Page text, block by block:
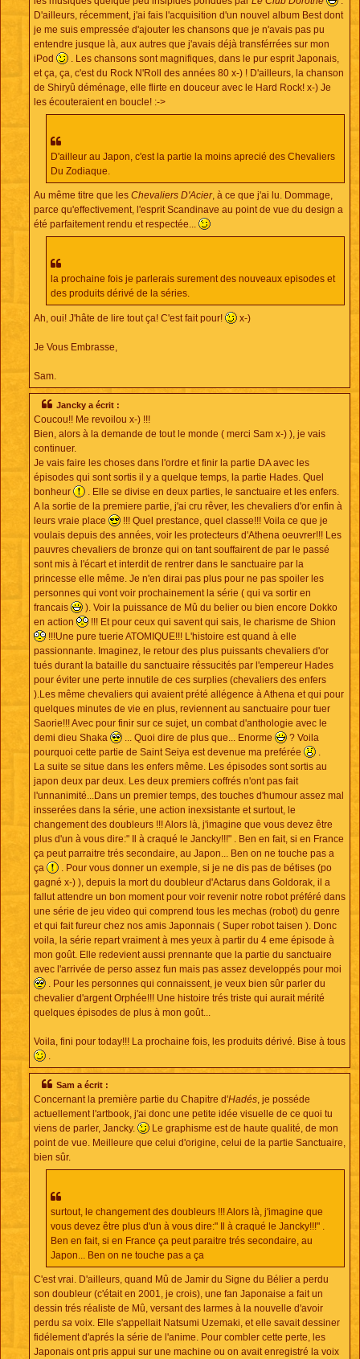
D'ailleurs, récemment, j'ai fais l'acquisition d'un nouvel album Best dont
je me suis empressée d'ajouter les chansons que je n'avais pas pu
entendre jusque là, aux autres que j'avais déjà transférrées sur mon
iPod
. Les chansons sont magnifiques, dans le pur esprit Japonais,
et ça, ça, c'est du Rock N'Roll des années 80 x-) ! D'ailleurs, la chanson
de Shiryû déménage, elle flirte en douceur avec le Hard Rock! x-) Je
les écouteraient en boucle! :->
D'ailleur au Japon, c'est la partie la moins aprecié des Chevaliers
Du Zodiaque.
Au même titre que les Chevaliers D'Acier, à ce que j'ai lu. Dommage,
parce qu'effectivement, l'esprit Scandinave au point de vue du design a
été parfaitement rendu et respectée...
la prochaine fois je parlerais surement des nouveaux episodes et
des produits dérivé de la séries.
Ah, oui! J'hâte de lire tout ça! C'est fait pour! x-)
Je Vous Embrasse,
Sam.
Jancky a écrit :
Coucou!! Me revoilou x-) !!!
Bien, alors à la demande de tout le monde ( merci Sam x-) ), je vais
continuer.
Je vais faire les choses dans l'ordre et finir la partie DA avec les
épisodes qui sont sortis il y a quelque temps, la partie Hades. Quel
bonheur
. Elle se divise en deux parties, le sanctuaire et les enfers.
A la sortie de la premiere partie, j'ai cru rêver, les chevaliers d'or enfin à
leurs vraie place
!!! Quel prestance, quel classe!!! Voila ce que je
voulais depuis des années, voir les protecteurs d'Athena oeuvrer!!! Les
pauvres chevaliers de bronze qui on tant souffairent de par le passé
sont mis à l'écart et interdit de rentrer dans le sanctuaire par la
princesse elle même. Je n'en dirai pas plus pour ne pas spoiler les
personnes qui vont voir prochainement la série ( qui va sortir en
francais
). Voir la puissance de Mû du belier ou bien encore Dokko
en action
!!! Et pour ceux qui savent qui sais, le charisme de Shion
!!!Une pure tuerie ATOMIQUE!!! L'histoire est quand à elle
passionnante. Imaginez, le retour des plus puissants chevaliers d'or
tués durant la bataille du sanctuaire réssucités par l'empereur Hades
pour éviter une perte innutile de ces surplies (chevaliers des enfers
).Les même chevaliers qui avaient prété allégence à Athena et qui pour
quelques minutes de vie en plus, reviennent au sanctuaire pour tuer
Saorie!!! Avec pour finir sur ce sujet, un combat d'anthologie avec le
demi dieu Shaka
... Quoi dire de plus que... Enorme
? Voila
pourquoi cette partie de Saint Seiya est devenue ma preférée
La suite se situe dans les enfers même. Les épisodes sont sortis au
japon deux par deux. Les deux premiers coffrés n'ont pas fait
l'unnanimité...Dans un premier temps, des touches d'humour assez mal
insserées dans la série, une action inexsistante et surtout, le
changement des doubleurs !!! Alors là, j'imagine que vous devez être
plus d'un à vous dire:" Il à craqué le Jancky!!!" . Ben en fait, si en France
ça peut parraitre trés secondaire, au Japon... Ben on ne touche pas a
ça
. Pour vous donner un exemple, si je ne dis pas de bétises (po
gagné x-) ), depuis la mort du doubleur d'Actarus dans Goldorak, il a
fallut attendre un bon moment pour voir revenir notre robot préféré dans
une série de jeu video qui comprend tous les mechas (robot) du genre
et qui fait fureur chez nos amis Japonnais ( Super robot taisen ). Donc
voila, la série repart vraiment à mes yeux à partir du 4 eme épisode à
mon goût. Elle redevient aussi prennante que la partie du sanctuaire
avec l'arrivée de perso assez fun mais pas assez developpés pour moi
. Pour les personnes qui connaissent, je veux bien sûr parler du
chevalier d'argent Orphée!!! Une histoire trés triste qui aurait mérité
quelques épisodes de plus à mon goût...
Voila, fini pour today!!! La prochaine fois, les produits dérivé. Bise à tous
Sam a écrit :
Concernant la première partie du Chapitre d'Hadés, je posséde
actuellement l'artbook, j'ai donc une petite idée visuelle de ce quoi tu
viens de parler, Jancky.
Le graphisme est de haute qualité, de mon
point de vue. Meilleure que celui d'origine, celui de la partie Sanctuaire,
bien sûr.
surtout, le changement des doubleurs !!! Alors là, j'imagine que
vous devez être plus d'un à vous dire:" Il à craqué le Jancky!!!" .
Ben en fait, si en France ça peut paraitre trés secondaire, au
Japon... Ben on ne touche pas a ça
C'est vrai. D'ailleurs, quand Mû de Jamir du Signe du Bélier a perdu
son doubleur (c'était en 2001, je crois), une fan Japonaise a fait un
dessin trés réaliste de Mû, versant des larmes à la nouvelle d'avoir
perdu sa voix. Elle s'appellait Natsumi Uzemaki, et elle savait dessiner
fidélement d'aprés la série de l'anime. Pour combler cette perte, les
Japonais ont pris appui sur une machine ou on avait enregistré la voix